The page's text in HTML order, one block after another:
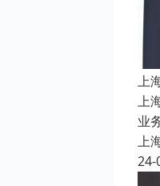
上
上
业
上
24-